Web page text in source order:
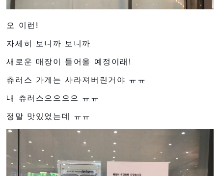
오 이런!
자세히 보니까 보니까
새로운 매장이 들어올 예정이래!
츄러스 가게는 사라져버린거야 ㅠㅠ
내 츄러스으으으으 ㅠㅠ
정말 맛있었는데 ㅠㅠ